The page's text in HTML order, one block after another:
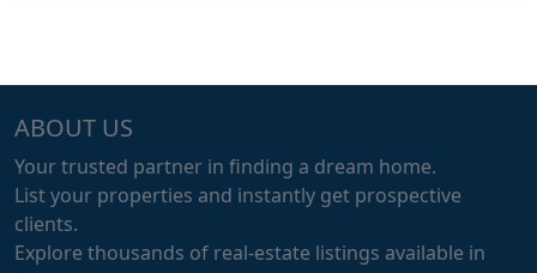
ABOUT US
Your trusted partner in finding a dream home.
List your properties and instantly get prospective
clients.
Explore thousands of real-estate listings available in